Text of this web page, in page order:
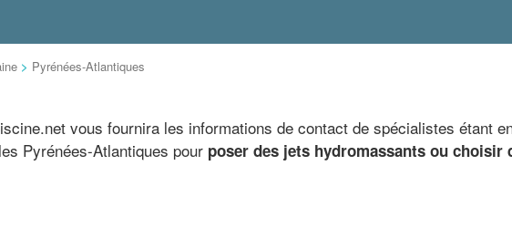
> Pyrénées-Atlantiques
vous fournira les informations de contact de spécialistes étant
Pyrénées-Atlantiques pour poser des jets hydromassants ou